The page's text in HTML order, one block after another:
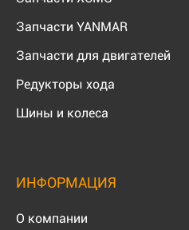
Запчасти YANMAR
Запчасти для двигателей
Редукторы хода
Шины и колеса
ИНФОРМАЦИЯ
О компании